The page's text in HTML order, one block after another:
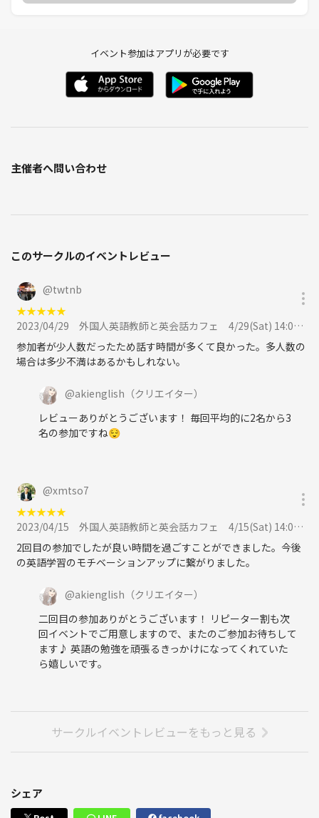
イベント参加はアプリが必要です
主催者へ問い合わせ
このサークルのイベントレビュー
@twtnb
★★★★★
2023/04/29
外国人英語教師と英会話カフェ 4/29(Sat) 14:00から @北千住駅周辺のカフェに参加
参加者が少人数だったため話す時間が多くて良かった。多人数の
場合は多少不満はあるかもしれない。
@akienglish （クリエイター）
レビューありがとうございます！ 毎回平均的に2名から3
名の参加ですね😌
@xmtso7
★★★★★
2023/04/15
外国人英語教師と英会話カフェ 4/15(Sat) 14:00から @北千住駅周辺のカフェに参加
2回目の参加でしたが良い時間を過ごすことができました。今後
の英語学習のモチベーションアップに繋がりました。
@akienglish （クリエイター）
二回目の参加ありがとうございます！ リピーター割も次
回イベントでご用意しますので、またのご参加お待ちして
ます♪ 英語の勉強を頑張るきっかけになってくれていた
ら嬉しいです。
サークルイベントレビューをもっと見る
シェア